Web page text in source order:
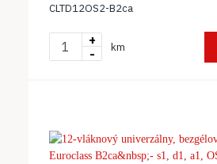
CLTD12OS2-B2ca
+
-
km